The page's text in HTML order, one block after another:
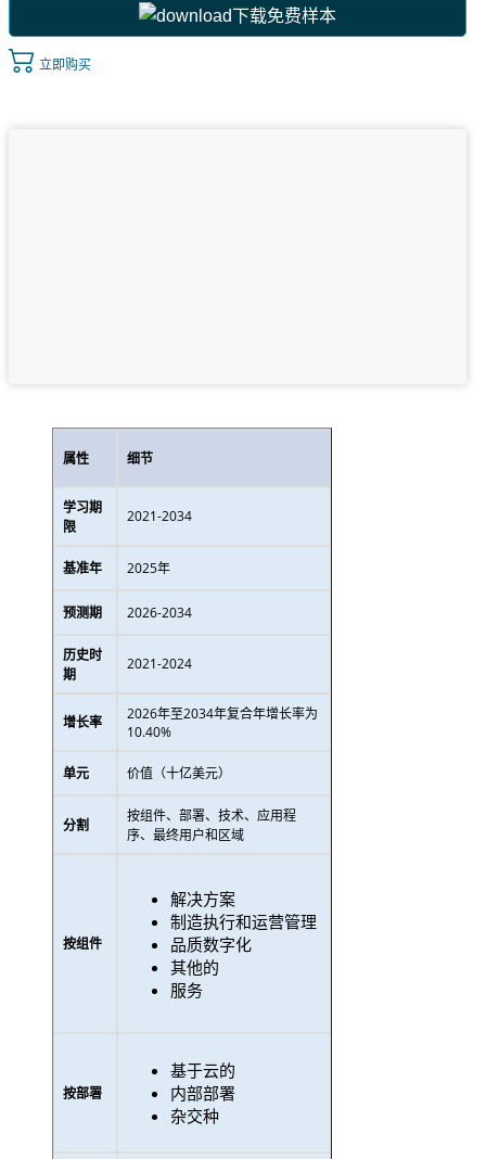
下载免费样本
立即购买
属性 细节
学习期
限
2021-2034
基准年 2025年
预测期 2026-2034
历史时
期
2021-2024
增长率
2026年至2034年复合年增长率为
10.40%
单元 价值（十亿美元）
分割
按组件、部署、技术、应用程
序、最终用户和区域
按组件
解决方案
制造执行和运营管理
品质数字化
其他的
服务
按部署
基于云的
内部部署
杂交种